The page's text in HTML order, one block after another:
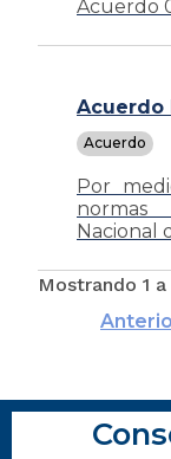
Acuerdo
Acuerdo
Acuerdo
Por
Nacional
Mostrando 1